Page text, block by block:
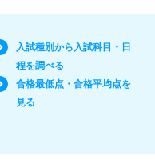
入試種別から入試科目・日
程を調べる
合格最低点・合格平均点を
見る